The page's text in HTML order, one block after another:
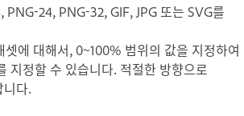
24, PNG-32, GIF, JPG 또는 SVG를
셋에 대해서, 0~100% 범위의 값을 지정하여
지정할 수 있습니다. 적절한 방향으로
니다.